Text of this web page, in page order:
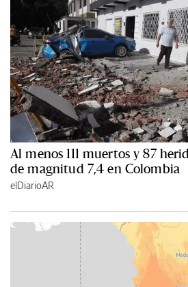
Al menos 111 muertos y 87
de magnitud 7,4 en Colombia
elDiarioAR